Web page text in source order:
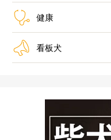
健康
看板犬